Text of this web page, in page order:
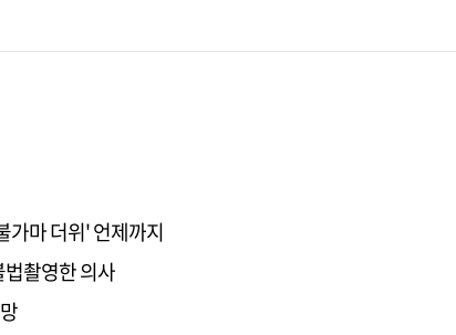
가마 더위' 언제까지
촬영한 의사